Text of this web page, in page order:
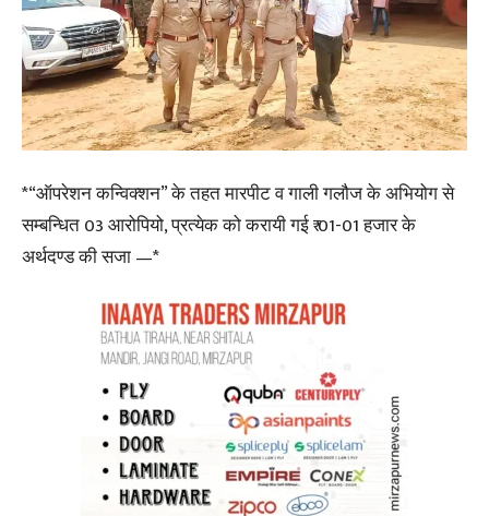
*“ऑपरेशन कन्विक्शन” के तहत मारपीट व गाली गलौज के अभियोग से
सम्बन्धित 03 आरोपियो, प्रत्येक को करायी गई ₹ 01-01 हजार के
अर्थदण्ड की सजा —*